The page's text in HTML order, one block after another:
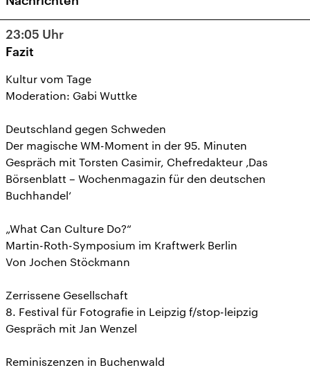
23:05 Uhr
Fazit
Kultur vom Tage
Moderation: Gabi Wuttke
Deutschland gegen Schweden
Der magische WM-Moment in der 95. Minuten
Gespräch mit Torsten Casimir, Chefredakteur ‚Das
Börsenblatt – Wochenmagazin für den deutschen
Buchhandel‘
„What Can Culture Do?“
Martin-Roth-Symposium im Kraftwerk Berlin
Von Jochen Stöckmann
Zerrissene Gesellschaft
8. Festival für Fotografie in Leipzig f/stop-leipzig
Gespräch mit Jan Wenzel
Reminiszenzen in Buchenwald